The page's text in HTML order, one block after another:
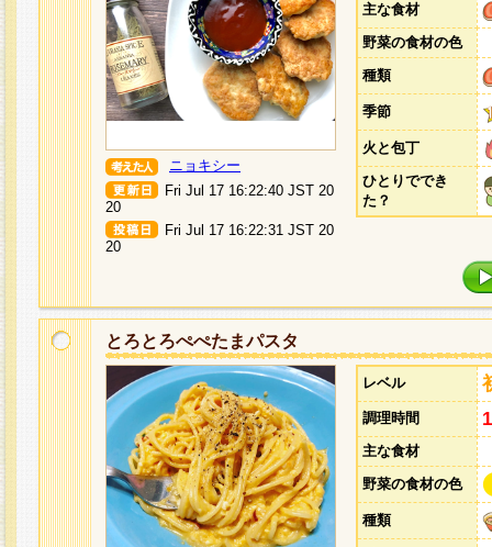
ニョキシー
Fri Jul 17 16:22:40 JST 20
20
Fri Jul 17 16:22:31 JST 20
20
主な食材
野菜の食材の色
種類
季節
火と包丁
ひとりででき
た？
とろとろぺぺたまパスタ
レベル
調理時間
主な食材
野菜の食材の色
種類